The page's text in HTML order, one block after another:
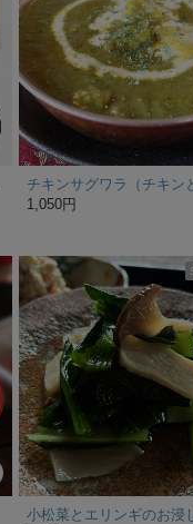
1,050円
小松菜とエリンギのお浸